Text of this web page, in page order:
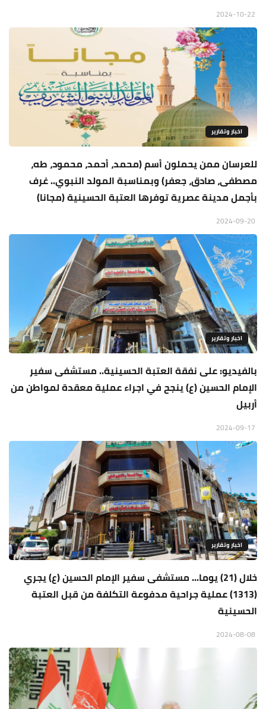
اخبار وتقارير
للعرسان ممن يحملون أسم (محمد، أحمد، محمود، طه،
مصطفى، صادق، جعفر) وبمناسبة المولد النبوي.. غرف
بأجمل مدينة عصرية توفرها العتبة الحسينية (مجانا)
اخبار وتقارير
بالفيديو: على نفقة العتبة الحسينية.. مستشفى سفير
الإمام الحسين (ع) ينجح في اجراء عملية معقدة لمواطن من
أربيل
اخبار وتقارير
خلال (21) يوما... مستشفى سفير الإمام الحسين (ع) يجري
(1313) عملية جراحية مدفوعة التكلفة من قبل العتبة
الحسينية